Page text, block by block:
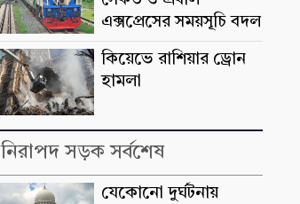
এক্সপ্রেসের সময়সূচি বদল
কিয়েভে রাশিয়ার ড্রোন
হামলা
নিরাপদ সড়ক সর্বশেষ
যেকোনো দুর্ঘটনায়